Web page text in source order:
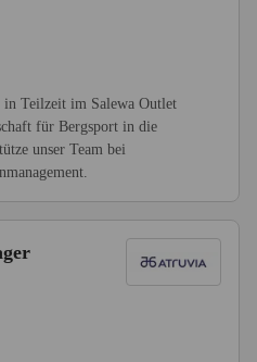
Teilzeit im Salewa Outlet
für Bergsport in die
unser Team bei